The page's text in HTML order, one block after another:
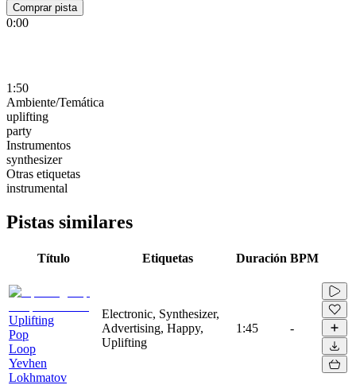
Comprar pista
0:00
1:50
Ambiente/Temática
uplifting
party
Instrumentos
synthesizer
Otras etiquetas
instrumental
Pistas similares
Título Etiquetas Duración BPM
Uplifting
Pop
Loop
Yevhen
Lokhmatov
Electronic, Synthesizer,
Advertising, Happy,
Uplifting
1:45 -